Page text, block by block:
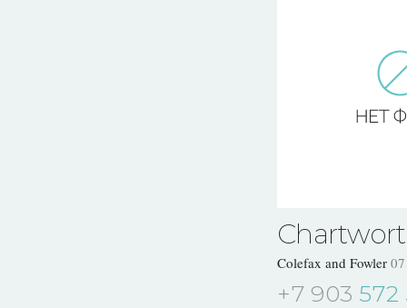
Colefax and Fowler
+7 903 572